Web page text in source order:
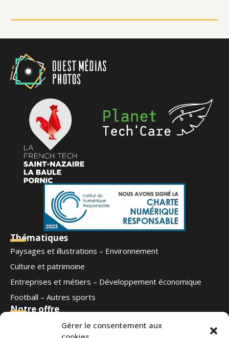
Gérer le consentement aux
Thématiques
Paysages et illustrations – Environnement
Culture et patrimoine
Entreprises et métiers – Développement économique
Football – Autres sports
Notre offre
Qui sommes-nous